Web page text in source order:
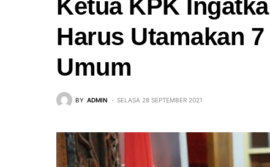
Ketua KPK
Harus Utamakan
Umum
BY ADMIN SELASA 28 SEPTEMBER 2021